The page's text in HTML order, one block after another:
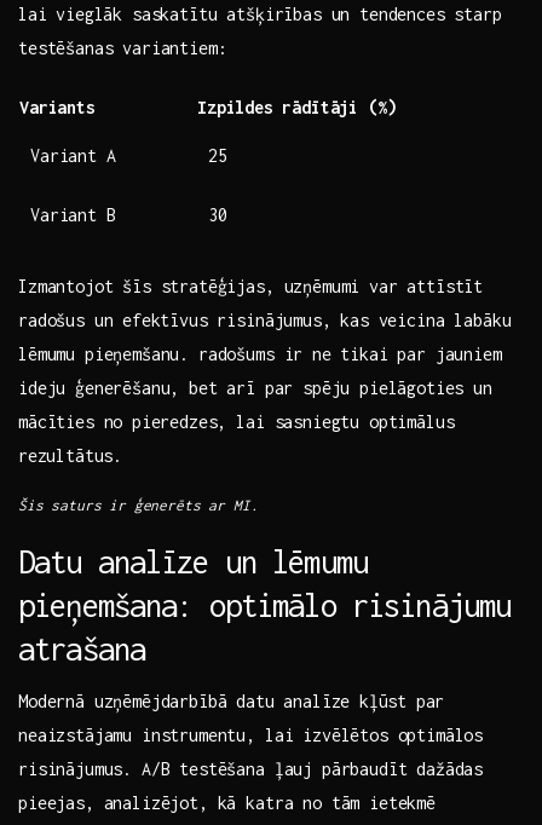
lai ⁢vieglāk saskatītu atšķirības‌ un tendences starp​
testēšanas variantiem:
Variants Izpildes⁤ rādītāji (%)
Variant A 25
Variant B 30
Izmantojot šīs stratēģijas, uzņēmumi var attīstīt
radošus un ⁣efektīvus risinājumus, ‍kas ⁤veicina labāku
lēmumu pieņemšanu. radošums ​ir ne ⁢tikai par jauniem
ideju ‌ģenerēšanu, bet arī⁢ par spēju pielāgoties un
mācīties no ⁣pieredzes,​ lai sasniegtu ‌optimālus
⁢rezultātus.
Šis saturs ir ģenerēts​ ar MI.
Datu analīze un lēmumu
pieņemšana: optimālo ​risinājumu
atrašana
Modernā uzņēmējdarbībā ‍datu⁤ analīze⁢ kļūst⁣ par
neaizstājamu instrumentu, lai izvēlētos optimālos
risinājumus. A/B testēšana ļauj pārbaudīt dažādas
pieejas, analizējot, kā katra no tām ietekmē⁤